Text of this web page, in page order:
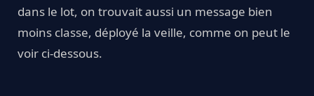
dans le lot, on trouvait aussi un message bien
moins classe, déployé la veille, comme on peut le
voir ci-dessous.